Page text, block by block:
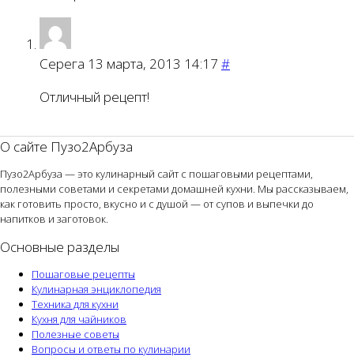
Серега 13 марта, 2013 14:17 #
Отличный рецепт!
О сайте Пузо2Арбуза
Пузо2Арбуза — это кулинарный сайт с пошаговыми рецептами,
полезными советами и секретами домашней кухни. Мы рассказываем,
как готовить просто, вкусно и с душой — от супов и выпечки до
напитков и заготовок.
Основные разделы
Пошаговые рецепты
Кулинарная энциклопедия
Техника для кухни
Кухня для чайников
Полезные советы
Вопросы и ответы по кулинарии